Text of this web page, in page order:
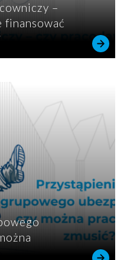
–
finansować